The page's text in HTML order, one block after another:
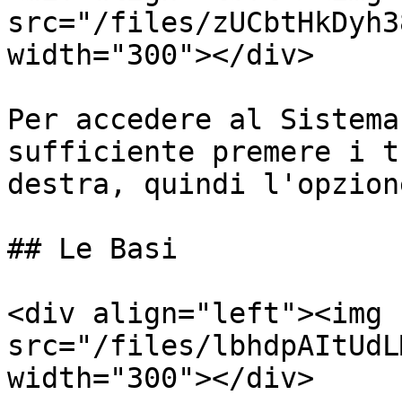
src="/files/
width="300"></div>
Per accedere al
sufficiente premere i
destra, quindi
## Le Basi
<div align="left"><img
src="/files/
width="300"></div>